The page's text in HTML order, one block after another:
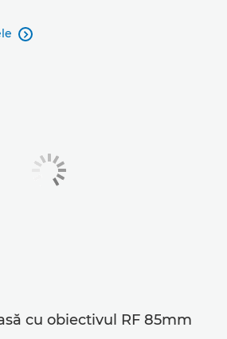

cu obiectivul RF 85mm